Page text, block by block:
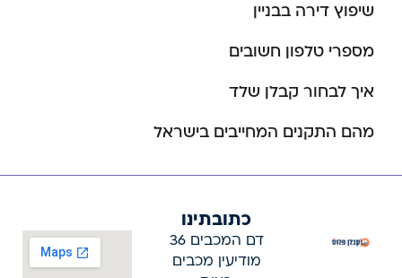
שיפוץ דירה בבניין
מספרי טלפון חשובים
איך לבחור קבלן שלד
מהם התקנים המחייבים בישראל
כתובתינו
דם המכבים 36
מודיעין מכבים